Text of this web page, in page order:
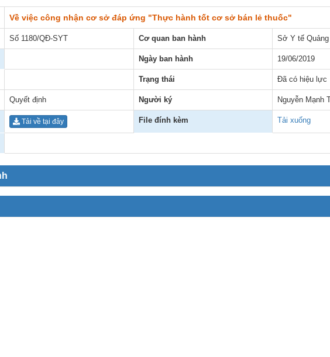
CHUNG
NĂNG, NHIỆM VỤ
Văn phòng
Nghiệp vụ Y
Nghiệp vụ Dược
PHÁT TRIỂN
TỔ CHỨC BỘ MÁY
Y TẾ QUẢNG NINH
Y Dược cổ truyền
Dân số, Bà mẹ - Trẻ em
Bảo trợ xã hội
Tổ chức cán bộ, Thi đua khen thưởng
Bảo hiểm Y tế
Phòng chống tệ nạn xã hội
Cẩm nang phòng
An toàn tiêm chủng vắc
Hướng dẫn tiêm cho
Chuyện cùng bác sỹ
Hiên mô, tạng
Về việc công nhận cơ sở đáp ứng "Thực hành tốt cơ sở bán lẻ thuốc"
Số 1180/QĐ-SYT Cơ quan ban hành Sở Y tế Quảng
Ngày ban hành 19/06/2019
Trạng thái Đã có hiệu lực
Quyết định Người ký Nguyễn Mạnh
Tải về tại đây File đính kèm Tải xuống